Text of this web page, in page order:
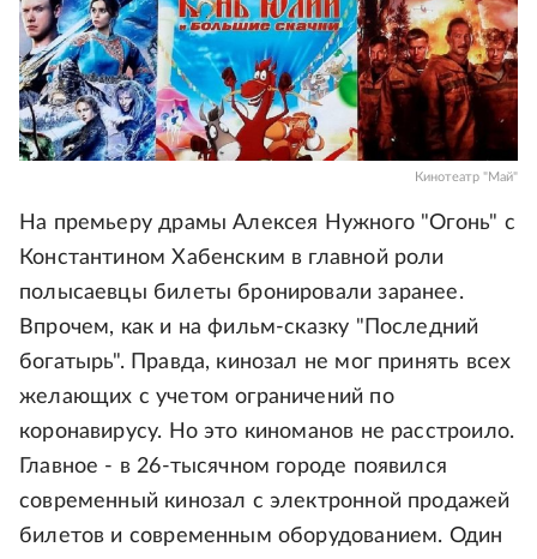
Кинотеатр "Май"
На премьеру драмы Алексея Нужного "Огонь" с
Константином Хабенским в главной роли
полысаевцы билеты бронировали заранее.
Впрочем, как и на фильм-сказку "Последний
богатырь". Правда, кинозал не мог принять всех
желающих с учетом ограничений по
коронавирусу. Но это киноманов не расстроило.
Главное - в 26-тысячном городе появился
современный кинозал с электронной продажей
билетов и современным оборудованием. Один